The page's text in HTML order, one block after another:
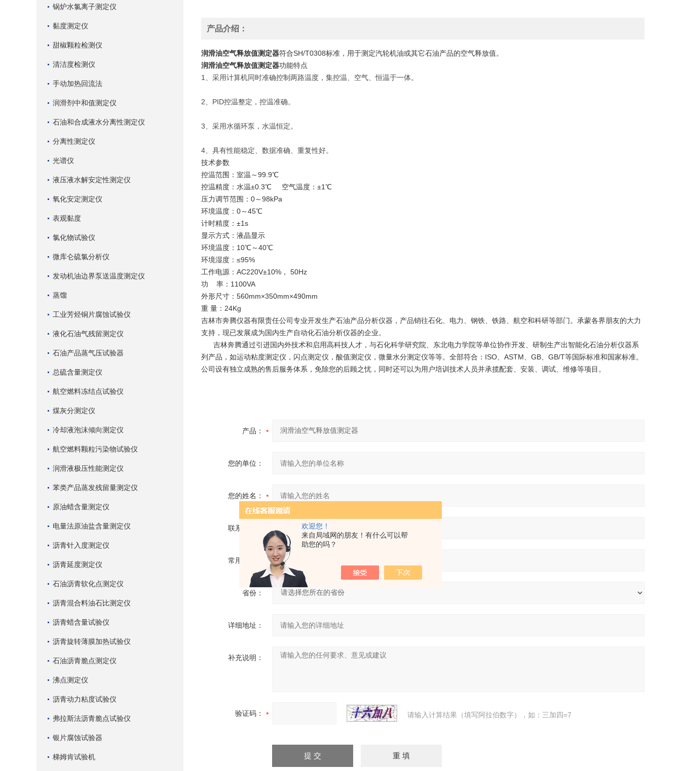
欢迎您！
来自局域网的朋友！有什么可以帮
助您的吗？
锅炉水氯离子测定仪
黏度测定仪
甜椒颗粒检测仪
清洁度检测仪
手动加热回流法
润滑剂中和值测定仪
石油和合成液水分离性测定仪
分离性测定仪
光谱仪
液压液水解安定性测定仪
氧化安定测定仪
表观黏度
氯化物试验仪
微库仑硫氯分析仪
发动机油边界泵送温度测定仪
蒸馏
工业芳烃铜片腐蚀试验仪
液化石油气残留测定仪
石油产品蒸气压试验器
总硫含量测定仪
航空燃料冻结点试验仪
煤灰分测定仪
冷却液泡沫倾向测定仪
航空燃料颗粒污染物试验仪
润滑液极压性能测定仪
苯类产品蒸发残留量测定仪
原油蜡含量测定仪
电量法原油盐含量测定仪
沥青针入度测定仪
沥青延度测定仪
石油沥青软化点测定仪
沥青混合料油石比测定仪
沥青蜡含量试验仪
沥青旋转薄膜加热试验仪
石油沥青脆点测定仪
沸点测定仪
沥青动力粘度试验仪
弗拉斯法沥青脆点试验仪
银片腐蚀试验器
梯姆肯试验机
产品介绍：
润滑油空气释放值测定器符合SH/T0308标准，用于测定汽轮机油或其它石油产品的空气释放值。
润滑油空气释放值测定器功能特点
1、采用计算机同时准确控制两路温度，集控温、空气、恒温于一体。
2、PID控温整定，控温准确。
3、采用水循环泵，水温恒定。
4、具有性能稳定、数据准确、重复性好。
技术参数
控温范围：室温～99.9℃
控温精度：水温±0.3℃ 空气温度：±1℃
压力调节范围：0～98kPa
环境温度：0～45℃
计时精度：±1s
显示方式：液晶显示
环境温度：10℃～40℃
环境湿度：≤95%
工作电源：AC220V±10%， 50Hz
功 率：1100VA
外形尺寸：560mm×350mm×490mm
重 量：24Kg
吉林市奔腾仪器有限责任公司专业开发生产石油产品分析仪器，产品销往石化、电力、钢铁、铁路、航空和科研等部门。承蒙各界朋友的大力
支持，现已发展成为国内生产自动化石油分析仪器的企业。
吉林奔腾通过引进国内外技术和启用高科技人才，与石化科学研究院、东北电力学院等单位协作开发、研制生产出智能化石油分析仪器系
列产品，如运动粘度测定仪，闪点测定仪，酸值测定仪，微量水分测定仪等等。全部符合：ISO、ASTM、GB、GB/T等国际标准和国家标准。
公司设有独立成熟的售后服务体系，免除您的后顾之忧，同时还可以为用户培训技术人员并承揽配套、安装、调试、维修等项目。
产品：
您的单位：
您的姓名：
联系电话：
常用邮箱：
省份：
详细地址：
补充说明：
验证码： 请输入计算结果（填写阿拉伯数字），如：三加四=7